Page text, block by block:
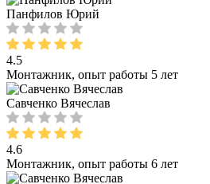
Панфилов Юрий
4.5
Монтажник, опыт работы 5 лет
Савченко Вячеслав
4.6
Монтажник, опыт работы 6 лет